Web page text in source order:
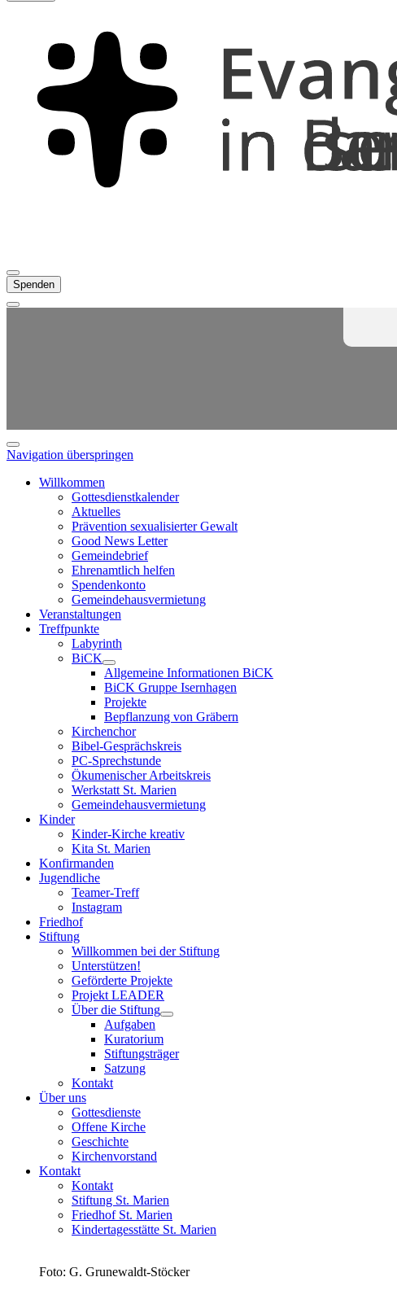
Spenden
Navigation überspringen
Willkommen
Gottesdienstkalender
Aktuelles
Prävention sexualisierter Gewalt
Good News Letter
Gemeindebrief
Ehrenamtlich helfen
Spendenkonto
Gemeindehausvermietung
Veranstaltungen
Treffpunkte
Labyrinth
BiCK
Allgemeine Informationen BiCK
BiCK Gruppe Isernhagen
Projekte
Bepflanzung von Gräbern
Kirchenchor
Bibel-Gesprächskreis
PC-Sprechstunde
Ökumenischer Arbeitskreis
Werkstatt St. Marien
Gemeindehausvermietung
Kinder
Kinder-Kirche kreativ
Kita St. Marien
Konfirmanden
Jugendliche
Teamer-Treff
Instagram
Friedhof
Stiftung
Willkommen bei der Stiftung
Unterstützen!
Geförderte Projekte
Projekt LEADER
Über die Stiftung
Aufgaben
Kuratorium
Stiftungsträger
Satzung
Kontakt
Über uns
Gottesdienste
Offene Kirche
Geschichte
Kirchenvorstand
Kontakt
Kontakt
Stiftung St. Marien
Friedhof St. Marien
Kindertagesstätte St. Marien
Foto: G. Grunewaldt-Stöcker